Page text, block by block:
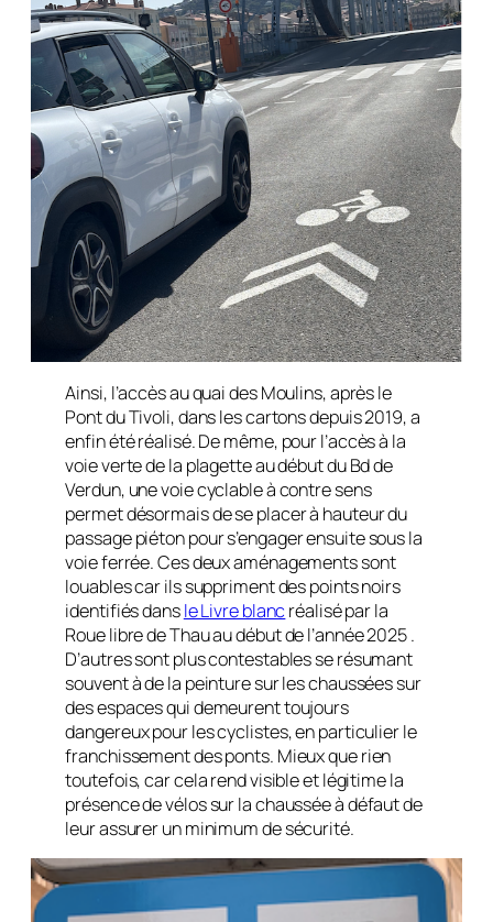
Ainsi, l’accès au quai des Moulins, après le
Pont du Tivoli, dans les cartons depuis 2019, a
enfin été réalisé. De même, pour l’accès à la
voie verte de la plagette au début du Bd de
Verdun, une voie cyclable à contre sens
permet désormais de se placer à hauteur du
passage piéton pour s’engager ensuite sous la
voie ferrée. Ces deux aménagements sont
louables car ils suppriment des points noirs
identifiés dansle Livre blanc réalisé par la
Roue libre de Thau au début de l’année 2025 .
D’autres sont plus contestables se résumant
souvent à de la peinture sur les chaussées sur
des espaces qui demeurent toujours
dangereux pour les cyclistes, en particulier le
franchissement des ponts. Mieux que rien
toutefois, car cela rend visible et légitime la
présence de vélos sur la chaussée à défaut de
leur assurer un minimum de sécurité.